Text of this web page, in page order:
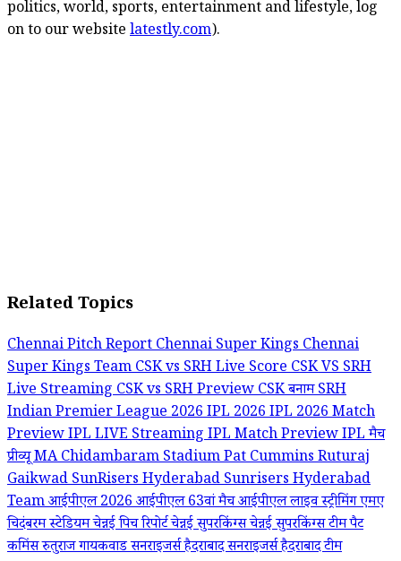
politics, world, sports, entertainment and lifestyle, log
on to our website latestly.com).
Related Topics
Chennai Pitch ReportChennai Super KingsChennai
Super Kings TeamCSK vs SRH Live ScoreCSK VS SRH
Live StreamingCSK vs SRH PreviewCSK बनाम SRH
Indian Premier League 2026IPL 2026IPL 2026 Match
PreviewIPL LIVE StreamingIPL Match PreviewIPL मैच
प्रीव्यूMA Chidambaram StadiumPat CumminsRuturaj
GaikwadSunRisers HyderabadSunrisers Hyderabad
Teamआईपीएल 2026आईपीएल 63वां मैचआईपीएल लाइव स्ट्रीमिंगएमए
चिदंबरम स्टेडियमचेन्नई पिच रिपोर्टचेन्नई सुपरकिंग्सचेन्नई सुपरकिंग्स टीमपैट
कमिंसरुतुराज गायकवाडसनराइजर्स हैदराबादसनराइजर्स हैदराबाद टीम